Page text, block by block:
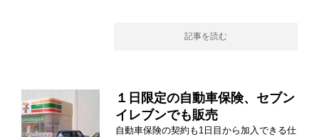
記事を読む
１日限定の自動車保険、セブン
イレブンでも販売
自動車保険の契約も1日目から加入できる仕